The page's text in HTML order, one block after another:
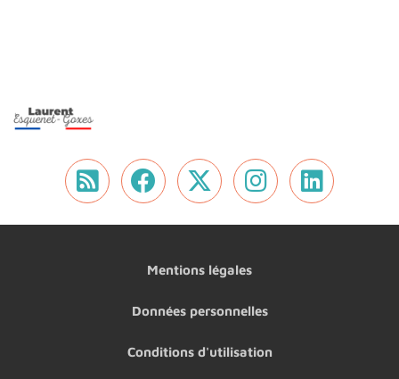
Flux RSSNous retrouver sur
Nous retrouver
NousNous
Mentions légales
Données personnelles
Conditions d'utilisation